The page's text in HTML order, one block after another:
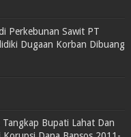
Perkebunan Sawit PT
Dugaan Korban Dibuang
Bupati Lahat Dan